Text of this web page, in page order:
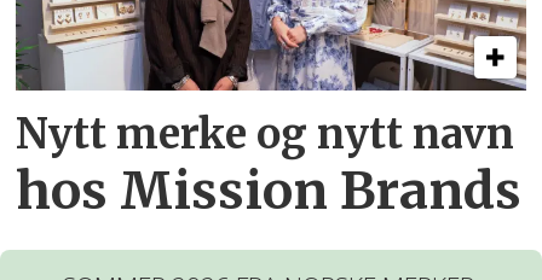
Nytt merke og nytt navn
hos Mission Brands